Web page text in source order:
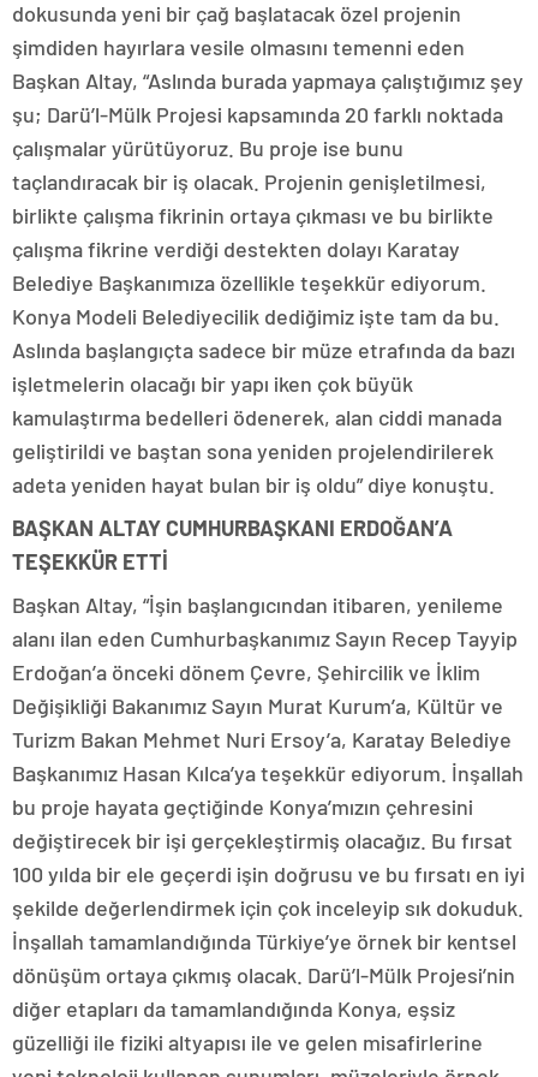
dokusunda yeni bir çağ başlatacak özel projenin
şimdiden hayırlara vesile olmasını temenni eden
Başkan Altay, “Aslında burada yapmaya çalıştığımız şey
şu; Darü’l-Mülk Projesi kapsamında 20 farklı noktada
çalışmalar yürütüyoruz. Bu proje ise bunu
taçlandıracak bir iş olacak. Projenin genişletilmesi,
birlikte çalışma fikrinin ortaya çıkması ve bu birlikte
çalışma fikrine verdiği destekten dolayı Karatay
Belediye Başkanımıza özellikle teşekkür ediyorum.
Konya Modeli Belediyecilik dediğimiz işte tam da bu.
Aslında başlangıçta sadece bir müze etrafında da bazı
işletmelerin olacağı bir yapı iken çok büyük
kamulaştırma bedelleri ödenerek, alan ciddi manada
geliştirildi ve baştan sona yeniden projelendirilerek
adeta yeniden hayat bulan bir iş oldu” diye konuştu.
BAŞKAN ALTAY CUMHURBAŞKANI ERDOĞAN’A
TEŞEKKÜR ETTİ
Başkan Altay, “İşin başlangıcından itibaren, yenileme
alanı ilan eden Cumhurbaşkanımız Sayın Recep Tayyip
Erdoğan’a önceki dönem Çevre, Şehircilik ve İklim
Değişikliği Bakanımız Sayın Murat Kurum’a, Kültür ve
Turizm Bakan Mehmet Nuri Ersoy’a, Karatay Belediye
Başkanımız Hasan Kılca’ya teşekkür ediyorum. İnşallah
bu proje hayata geçtiğinde Konya’mızın çehresini
değiştirecek bir işi gerçekleştirmiş olacağız. Bu fırsat
100 yılda bir ele geçerdi işin doğrusu ve bu fırsatı en iyi
şekilde değerlendirmek için çok inceleyip sık dokuduk.
İnşallah tamamlandığında Türkiye’ye örnek bir kentsel
dönüşüm ortaya çıkmış olacak. Darü’l-Mülk Projesi’nin
diğer etapları da tamamlandığında Konya, eşsiz
güzelliği ile fiziki altyapısı ile ve gelen misafirlerine